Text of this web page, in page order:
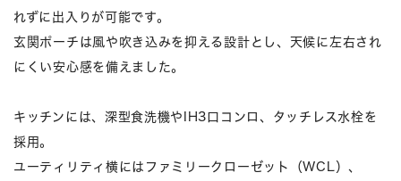
れずに出入りが可能です。
玄関ポーチは風や吹き込みを抑える設計とし、天候に左右され
にくい安心感を備えました。
キッチンには、深型食洗機やIH3口コンロ、タッチレス水栓を
採用。
ユーティリティ横にはファミリークローゼット（WCL）、